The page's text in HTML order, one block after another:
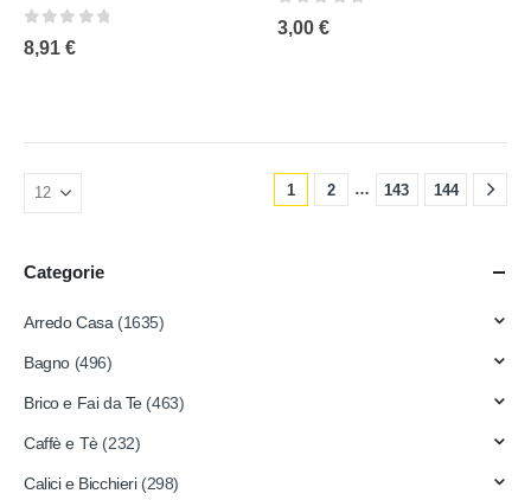
0 out of 5
8,91 €
0 out of 5
3,00 €
1 2 … 143 144
Categorie
Arredo Casa (1635)
Bagno (496)
Brico e Fai da Te (463)
Caffè e Tè (232)
Calici e Bicchieri (298)